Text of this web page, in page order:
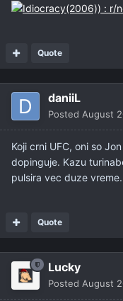
Quote
daniiL
Posted August
Koji crni UFC, oni so
dopinguje. Kazu
pulsira vec duze vreme.
Quote
Lucky
Posted August